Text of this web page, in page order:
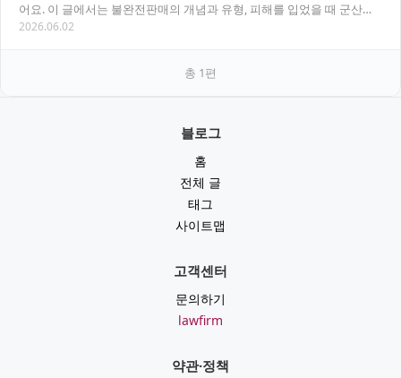
어요. 이 글에서는 불완전판매의 개념과 유형, 피해를 입었을 때 군산법
률상담을 통해 어떻게 대응할 수 있는지 실…
2026.06.02
총 1편
블로그
홈
전체 글
태그
사이트맵
고객센터
문의하기
lawfirm
약관·정책